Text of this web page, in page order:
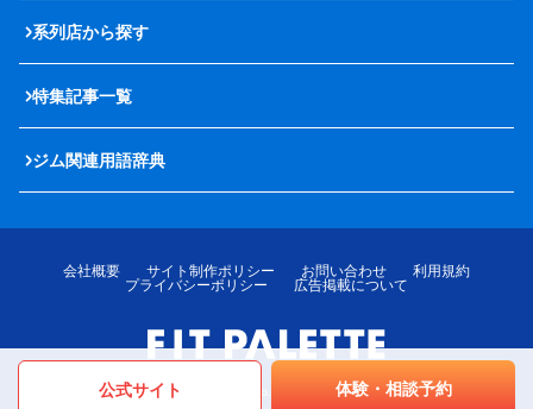
公式サイト 体験・相談予約
系列店から探す
特集記事一覧
ジム関連用語辞典
会社概要 サイト制作ポリシー お問い合わせ
利用規約
プライバシーポリシー
広告掲載について
© LOTTE MediPalette Co.,Ltd. All rights reserved.